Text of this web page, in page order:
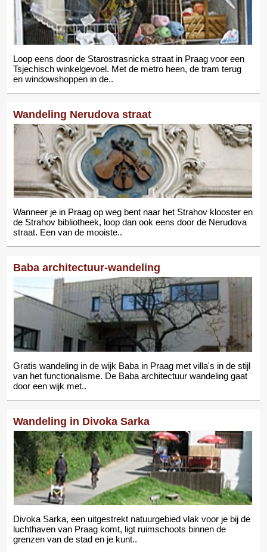
Loop eens door de Starostrasnicka straat in Praag voor een
Tsjechisch winkelgevoel. Met de metro heen, de tram terug
en windowshoppen in de..
Wandeling Nerudova straat
Wanneer je in Praag op weg bent naar het Strahov klooster en
de Strahov bibliotheek, loop dan ook eens door de Nerudova
straat. Een van de mooiste..
Baba architectuur-wandeling
Gratis wandeling in de wijk Baba in Praag met villa's in de stijl
van het functionalisme. De Baba architectuur wandeling gaat
door een wijk met..
Wandeling in Divoka Sarka
Divoka Sarka, een uitgestrekt natuurgebied vlak voor je bij de
luchthaven van Praag komt, ligt ruimschoots binnen de
grenzen van de stad en je kunt..